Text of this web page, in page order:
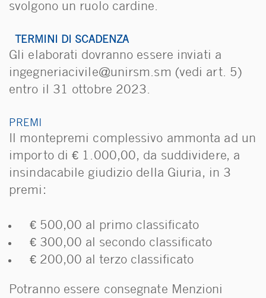
svolgono un ruolo cardine.
TERMINI DI SCADENZA
Gli elaborati dovranno essere inviati a
ingegneriacivile@unirsm.sm (vedi art. 5)
entro il 31 ottobre 2023.
PREMI
Il montepremi complessivo ammonta ad un
importo di € 1.000,00, da suddividere, a
insindacabile giudizio della Giuria, in 3
premi:
€ 500,00 al primo classificato
€ 300,00 al secondo classificato
€ 200,00 al terzo classificato
Potranno essere consegnate Menzioni